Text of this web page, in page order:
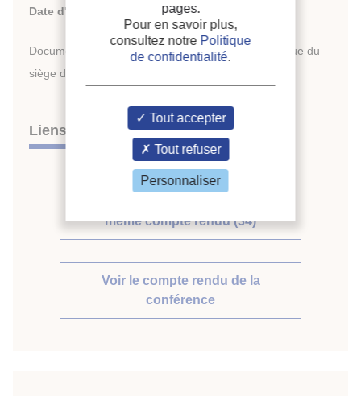
Date d'édition : 05/09/1988
Document disponible en consultation à la bibliothèque du
siège de l'IIF uniquement.
Liens
même compte rendu (34)
Voir le compte rendu de la
conférence
pages.
Pour en savoir plus,
consultez notre Politique
de confidentialité.
Tout accepter
Tout refuser
Personnaliser